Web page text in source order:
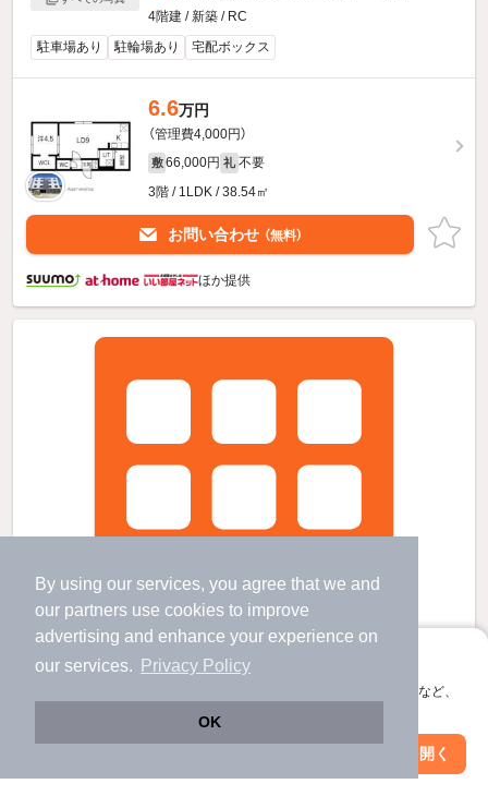
By using our services, you agree that we and
our partners use cookies to improve
advertising and enhance your experience on
our services.
Privacy Policy
OK
アプリに切り替えて、サクサクお部屋探し
会員登録なしですぐ使える。マップ検索やお気に入り保存など、
アプリを開く
4階建 / 新築 / RC
駐車場あり
駐輪場あり 宅配ボックス
6.6万円
（管理費4,000円）
敷 66,000円 礼 不要
3階 / 1LDK / 38.54㎡
お問い合わせ （無料）
ほか提供
幌平橋駅より徒歩14分 新築 5階建の賃貸物件
絞り込み条件を変更